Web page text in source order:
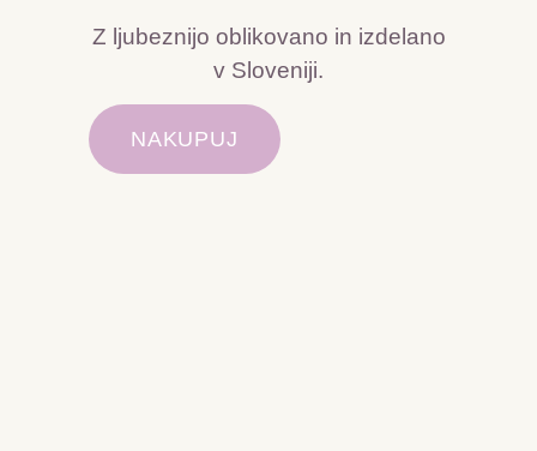
Z ljubeznijo oblikovano in izdelano
v Sloveniji.
NAKUPUJ